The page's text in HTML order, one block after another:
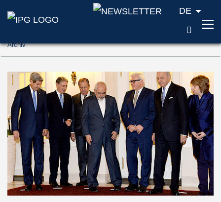
Zum Inhalt springen (Accesskey '1')
Zur Suche springen (Accesskey '2')
Zur Navigation springen (Accesskey '3')
DE
Archiv